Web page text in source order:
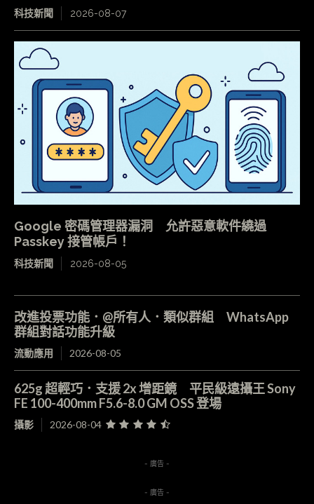
科技新聞 2026-08-07
Google 密碼管理器漏洞 允許惡意軟件繞過
Passkey 接管帳戶！
科技新聞 2026-08-05
改進投票功能．@所有人．類似群組 WhatsApp
群組對話功能升級
流動應用 2026-08-05
625g 超輕巧．支援 2x 增距鏡 平民級遠攝王 Sony
FE 100-400mm F5.6-8.0 GM OSS 登場
攝影 2026-08-04
- 廣告 -
- 廣告 -